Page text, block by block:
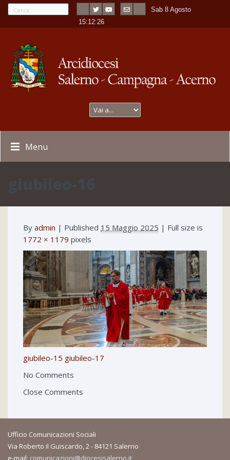
Sab 8 Agosto
15:12:26
Menu
By admin | Published 15 Maggio 2025 | Full size is
1772 × 1179 pixels
giubileo-15 giubileo-17
No Comments
Close Comments
Ufficio Comunicazioni Sociali
Via Roberto il Guiscardo, 2 - 84121 Salerno
e-mail: comunicazioni@diocesisalerno.it